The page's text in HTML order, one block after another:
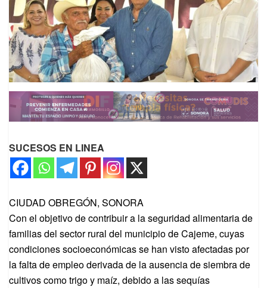
SUCESOS EN LINEA
CIUDAD OBREGÓN, SONORA
Con el objetivo de contribuir a la seguridad alimentaria de
familias del sector rural del municipio de Cajeme, cuyas
condiciones socioeconómicas se han visto afectadas por
la falta de empleo derivada de la ausencia de siembra de
cultivos como trigo y maíz, debido a las sequías